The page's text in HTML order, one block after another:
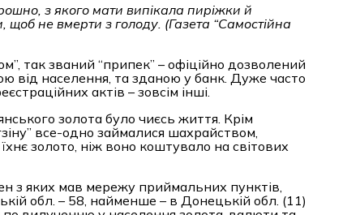
з якого мати випікала пиріжки й
щоб не вмерти з голоду. (Газета “Самостійна
так званий “припек” – офіційно дозволений
від населення, та зданою у банк. Дуже часто
актів – зовсім інші.
золота було чиєсь життя. Крім
все-одно займалися шахрайством,
золото, ніж воно кoштувало на світових
з яких мав мережу приймальних пунктів,
обл. – 58, найменше – в Донецькій обл. (11)